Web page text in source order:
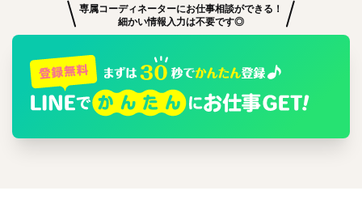
専属コーディネーターにお仕事相談ができる！
細かい情報入力は不要です◎